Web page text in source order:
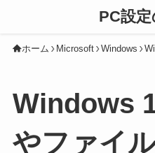
PC設
ホーム Microsoft Windows
Windows
やファイ